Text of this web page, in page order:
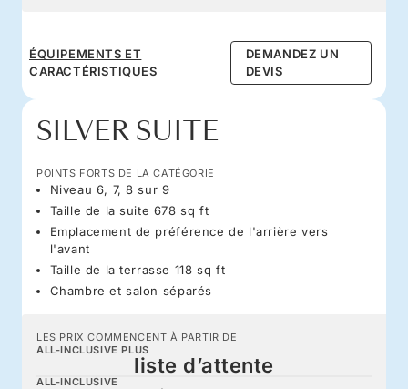
ÉQUIPEMENTS ET
CARACTÉRISTIQUES
DEMANDEZ UN
DEVIS
SILVER SUITE
POINTS FORTS DE LA CATÉGORIE
Niveau 6, 7, 8 sur 9
Taille de la suite 678 sq ft
Emplacement de préférence de l'arrière vers
l'avant
Taille de la terrasse 118 sq ft
Chambre et salon séparés
LES PRIX COMMENCENT À PARTIR DE
ALL-INCLUSIVE PLUS
liste d’attente
ALL-INCLUSIVE